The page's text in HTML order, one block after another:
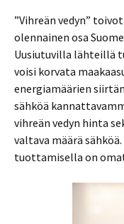
”Vihreän vedyn”
olennainen osa
Uusiutuvilla lähteillä
voisi korvata
energiamäärien
sähköä
vihreän vedyn hinta
valtava määrä
tuottamisella on